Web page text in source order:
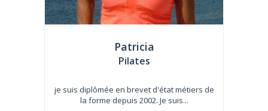
Patricia
Pilates
je suis diplômée en brevet d'état métiers de
la forme depuis 2002. Je suis...